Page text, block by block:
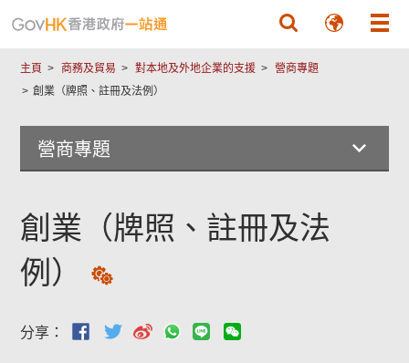
主頁 商務及貿易 對本地及外地企業的支援
營商專題
創業（牌照、註冊及法例）
營商專題
創業（牌照、註冊及法
例）
分享：
常
上
頁
尾